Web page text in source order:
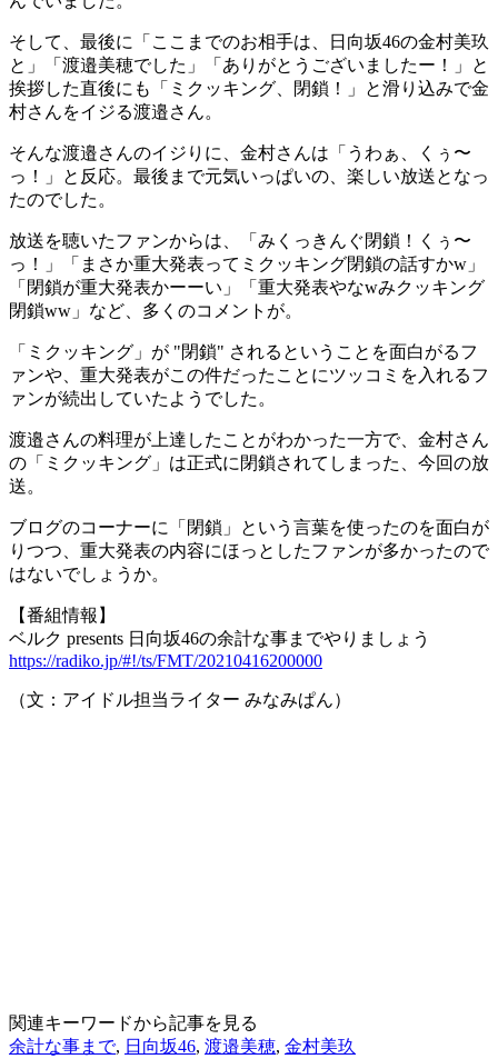
そして、最後に「ここまでのお相手は、日向坂46の金村美玖
と」「渡邉美穂でした」「ありがとうございましたー！」と
挨拶した直後にも「ミクッキング、閉鎖！」と滑り込みで金
村さんをイジる渡邉さん。
そんな渡邉さんのイジりに、金村さんは「うわぁ、くぅ〜
っ！」と反応。最後まで元気いっぱいの、楽しい放送となっ
たのでした。
放送を聴いたファンからは、「みくっきんぐ閉鎖！くぅ〜
っ！」「まさか重大発表ってミクッキング閉鎖の話すかw」
「閉鎖が重大発表かーーい」「重大発表やなwみクッキング
閉鎖ww」など、多くのコメントが。
「ミクッキング」が "閉鎖" されるということを面白がるフ
ァンや、重大発表がこの件だったことにツッコミを入れるフ
ァンが続出していたようでした。
渡邉さんの料理が上達したことがわかった一方で、金村さん
の「ミクッキング」は正式に閉鎖されてしまった、今回の放
送。
ブログのコーナーに「閉鎖」という言葉を使ったのを面白が
りつつ、重大発表の内容にほっとしたファンが多かったので
はないでしょうか。
【番組情報】
ベルク presents 日向坂46の余計な事までやりましょう
https://radiko.jp/#!/ts/FMT/20210416200000
（文：アイドル担当ライター みなみぱん）
関連キーワードから記事を見る
余計な事まで, 日向坂46, 渡邉美穂, 金村美玖